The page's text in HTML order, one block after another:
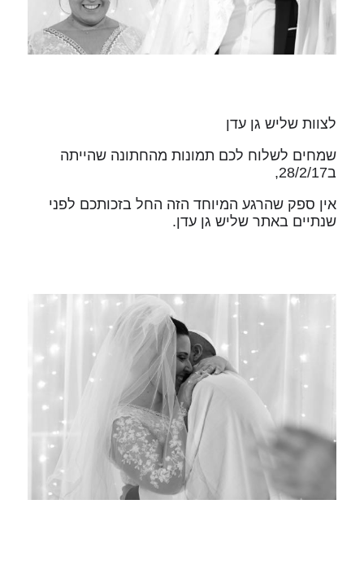
לצוות שליש גן עדן
שמחים לשלוח לכם תמונות מהחתונה שהייתה
ב28/2/17,
אין ספק שהרגע המיוחד הזה החל בזכותכם לפני
שנתיים באתר שליש גן עדן.